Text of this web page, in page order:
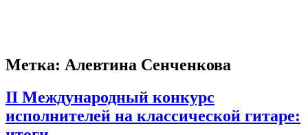
Метка: Алевтина Сенченкова
II Международный конкурс
исполнителей на классической гитаре: